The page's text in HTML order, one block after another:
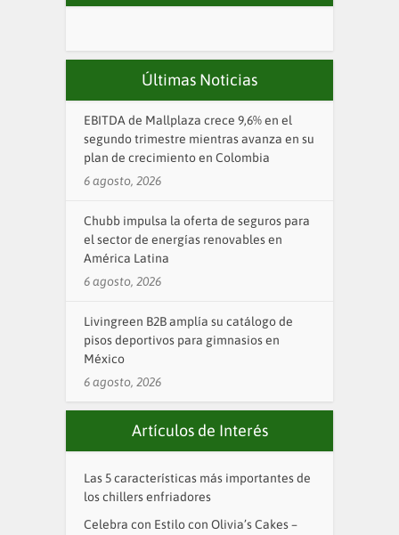
Últimas Noticias
EBITDA de Mallplaza crece 9,6% en el
segundo trimestre mientras avanza en su
plan de crecimiento en Colombia
6 agosto, 2026
Chubb impulsa la oferta de seguros para
el sector de energías renovables en
América Latina
6 agosto, 2026
Livingreen B2B amplía su catálogo de
pisos deportivos para gimnasios en
México
6 agosto, 2026
Artículos de Interés
Las 5 características más importantes de
los chillers enfriadores
Celebra con Estilo con Olivia’s Cakes –